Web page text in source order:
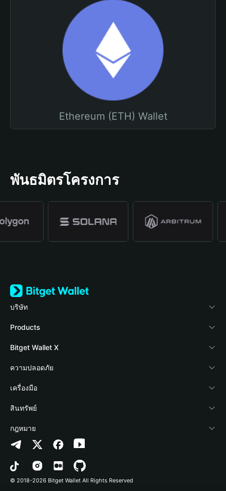
Ethereum (ETH) Wallet
พันธมิตรโครงการ
บริษัท
เกี่ยวกับ Bitget Wallet
Blog
Academy
ข่าวสารด้านคริปโต
ศูนย์ช่วยเหลือ
ติดต่อเรา
ทรัพยากรข้อมูลของแบรนด์
อาชีพ
Products
Crypto Card
Stablecoin Earn
Payfi Crypto
Crypto Swap API
Altcoin Season Index
Prediction Markets
DApp
Bitget Wallet X
นักพัฒนา
เชื่อมต่อ Wallet
Bitget Wallet Pay
ลิสต์โปรเจกต์
ความปลอดภัย
Protection Fund
เทคโนโลยีความปลอดภัย
เครื่องมือ
ซื้อคริปโต
การตรวจจับการอนุญาต
การตรวจจับสัญญา
การโอนเป็นชุด
สินทรัพย์
Arbitrum
Avalanche
Bitcoin
กฎหมาย
นโยบายความเป็นส่วนตัว
ข้อตกลงในการใช้บริการ
© 2018-2026 Bitget Wallet All Rights Reserved